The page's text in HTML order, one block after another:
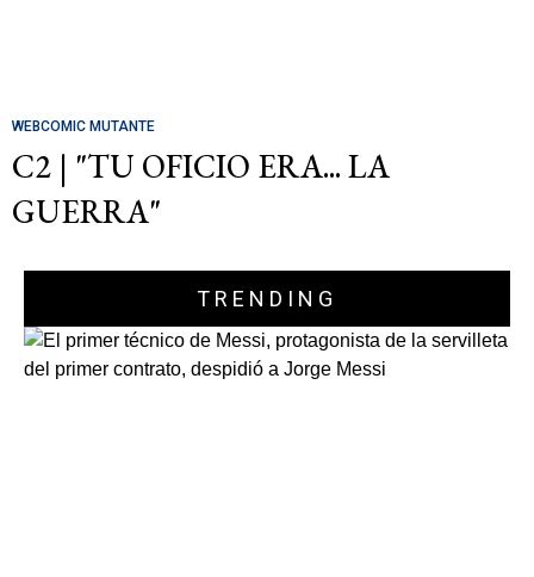
WEBCOMIC MUTANTE
C2 | "TU OFICIO ERA... LA
GUERRA"
TRENDING